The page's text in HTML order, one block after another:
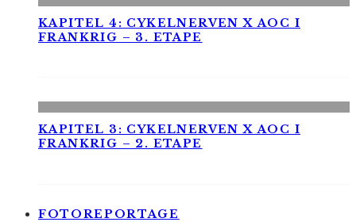
KAPITEL 4: CYKELNERVEN X AOC I
FRANKRIG – 3. ETAPE
KAPITEL 3: CYKELNERVEN X AOC I
FRANKRIG – 2. ETAPE
FOTOREPORTAGE